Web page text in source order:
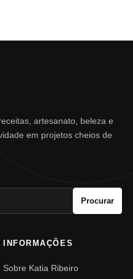
artesanato, beleza e
em projetos cheios de
Procurar
INFORMAÇÕES
Sobre Katia Ribeiro